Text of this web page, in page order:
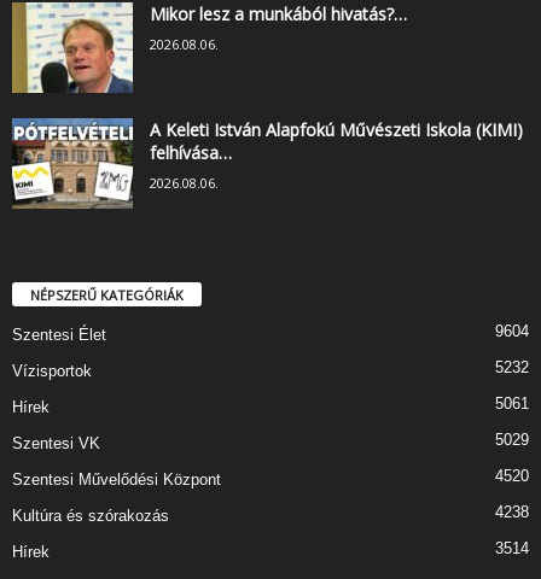
Mikor lesz a munkából hivatás?…
2026.08.06.
A Keleti István Alapfokú Művészeti Iskola (KIMI)
felhívása…
2026.08.06.
NÉPSZERŰ KATEGÓRIÁK
Szentesi Élet 9604
Vízisportok 5232
Hírek 5061
Szentesi VK 5029
Szentesi Művelődési Központ 4520
Kultúra és szórakozás 4238
Hírek 3514